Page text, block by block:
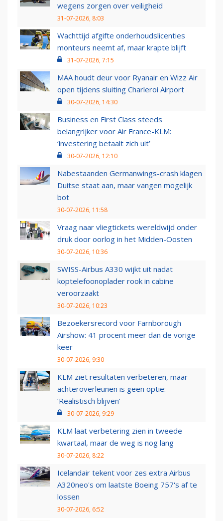
wegens zorgen over veiligheid
31-07-2026, 8:03
Wachttijd afgifte onderhoudslicenties
monteurs neemt af, maar krapte blijft
31-07-2026, 7:15
MAA houdt deur voor Ryanair en Wizz Air
open tijdens sluiting Charleroi Airport
30-07-2026, 14:30
Business en First Class steeds
belangrijker voor Air France-KLM:
‘investering betaalt zich uit’
30-07-2026, 12:10
Nabestaanden Germanwings-crash klagen
Duitse staat aan, maar vangen mogelijk
bot
30-07-2026, 11:58
Vraag naar vliegtickets wereldwijd onder
druk door oorlog in het Midden-Oosten
30-07-2026, 10:36
SWISS-Airbus A330 wijkt uit nadat
koptelefoonoplader rook in cabine
veroorzaakt
30-07-2026, 10:23
Bezoekersrecord voor Farnborough
Airshow: 41 procent meer dan de vorige
keer
30-07-2026, 9:30
KLM ziet resultaten verbeteren, maar
achteroverleunen is geen optie:
‘Realistisch blijven’
30-07-2026, 9:29
KLM laat verbetering zien in tweede
kwartaal, maar de weg is nog lang
30-07-2026, 8:22
Icelandair tekent voor zes extra Airbus
A320neo's om laatste Boeing 757's af te
lossen
30-07-2026, 6:52